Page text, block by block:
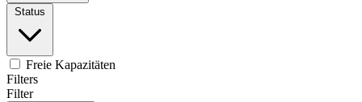
Status
Freie Kapazitäten
Filters
Filter